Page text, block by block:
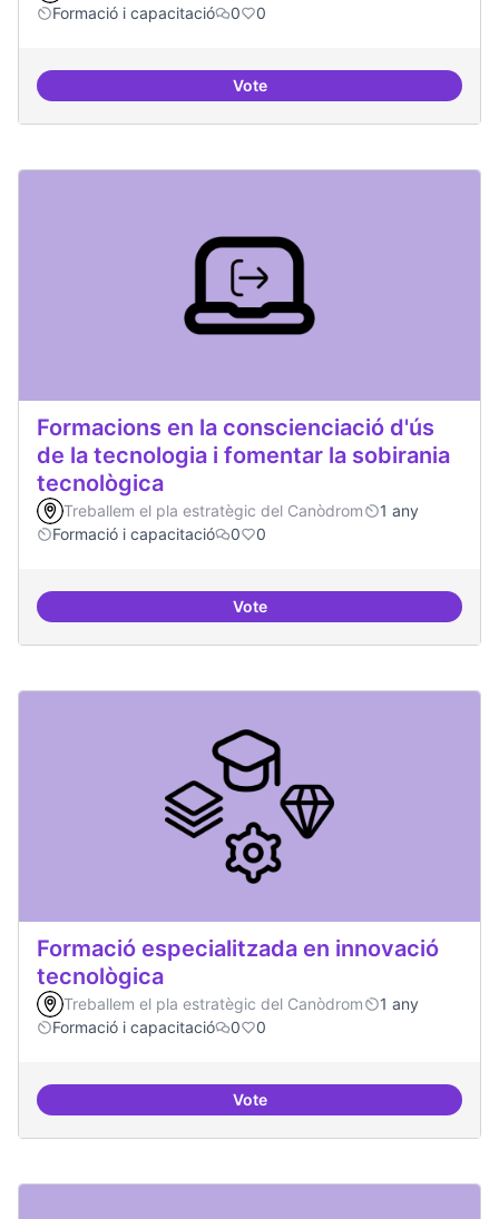
Formació i capacitació
0 0
VoteRelació equilibrada entre
Formacions en la conscienciació d'ús
de la tecnologia i fomentar la sobirania
tecnològica
Treballem el pla estratègic del Canòdrom
1 any
Formació i capacitació
0 0
VoteFormacions en la
Formació especialitzada en innovació
tecnològica
Treballem el pla estratègic del Canòdrom
1 any
Formació i capacitació
0 0
VoteFormació especialitzada en